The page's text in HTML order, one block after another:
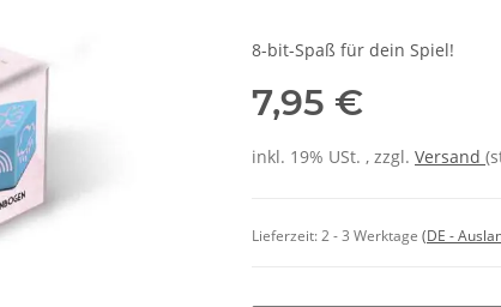
8-bit-Spaß für dein Spiel!
7,95 €
inkl. 19% USt. , zzgl. Versand
Lieferzeit:2 - 3 Werktage (DE -